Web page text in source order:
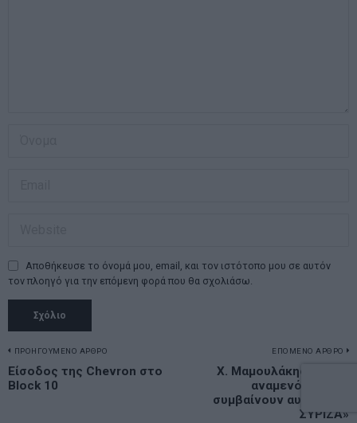
Αποθήκευσε το όνομά μου, email, και τον ιστότοπο μου σε αυτόν
τον πλοηγό για την επόμενη φορά που θα σχολιάσω.
Πλοήγηση
άρθρων
ΠΡΟΗΓΟΥΜΕΝΟ ΑΡΘΡΟ
Previous
post:
Είσοδος της Chevron στο
Block 10
ΕΠΟΜΕΝΟ ΑΡΘΡΟ
Χ. Μαμουλάκης: «Είναι
αναμενόμενο να
συμβαίνουν αυτά στον
ΣΥΡΙΖΑ»